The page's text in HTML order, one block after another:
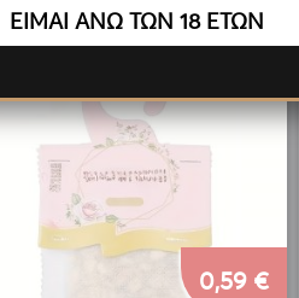
0,59 €
ΕΙΜΑΙ ΑΝΩ ΤΩΝ 18 ΕΤΩΝ